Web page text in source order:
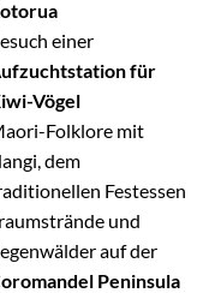
einer
für
Vögel
Folklore mit
dem
Festessen
und
auf der
Peninsula